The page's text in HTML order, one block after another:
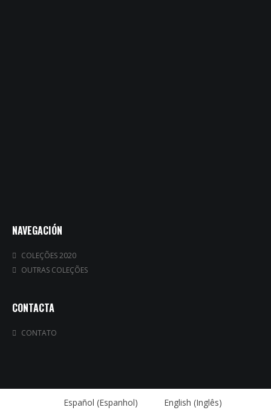
NAVEGACIÓN
COLEÇÕES 2020
OUTRAS COLEÇÕES
CONTACTA
CONTATO
Español (Espanhol) English (Inglês)